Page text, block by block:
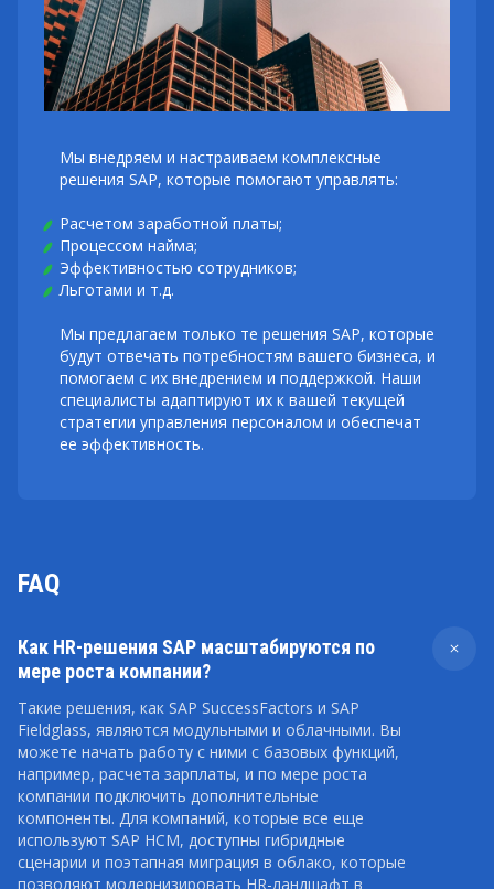
Мы внедряем и настраиваем комплексные
решения SAP, которые помогают управлять:
Расчетом заработной платы;
Процессом найма;
Эффективностью сотрудников;
Льготами и т.д.
Мы предлагаем только те решения SAP, которые
будут отвечать потребностям вашего бизнеса, и
помогаем с их внедрением и поддержкой. Наши
специалисты адаптируют их к вашей текущей
стратегии управления персоналом и обеспечат
ее эффективность.
FAQ
Как HR-решения SAP масштабируются по
мере роста компании?
Такие решения, как SAP SuccessFactors и SAP
Fieldglass, являются модульными и облачными. Вы
можете начать работу с ними с базовых функций,
например, расчета зарплаты, и по мере роста
компании подключить дополнительные
компоненты. Для компаний, которые все еще
используют SAP HCM, доступны гибридные
сценарии и поэтапная миграция в облако, которые
позволяют модернизировать HR-ландшафт в